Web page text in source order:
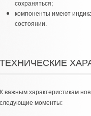
сохраняться;
компоненты имеют
состоянии.
важным характеристикам
моменты: